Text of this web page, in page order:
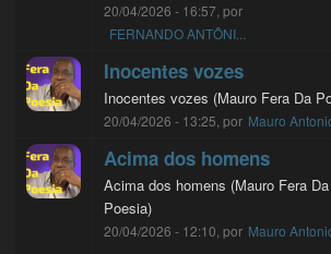
20/04/2026 - 16:57, por
FERNANDO ANTÔNI...
Inocentes vozes
Inocentes vozes (Mauro Fera Da
20/04/2026 - 13:25, por Mauro
Acima dos homens
Acima dos homens (Mauro Fera Da
Poesia)
20/04/2026 - 12:10, por Mauro